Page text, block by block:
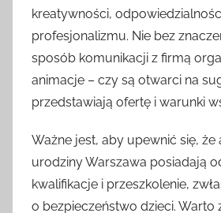
kreatywności,
profesjonalizmu. Nie bez
sposób komunikacji z firmą
animacje – czy są otwarci na
przedstawiają ofertę i warunki
Ważne jest, aby upewnić się, że
urodziny Warszawa posiadają
kwalifikacje i przeszkolenie,
o bezpieczeństwo dzieci. Warto